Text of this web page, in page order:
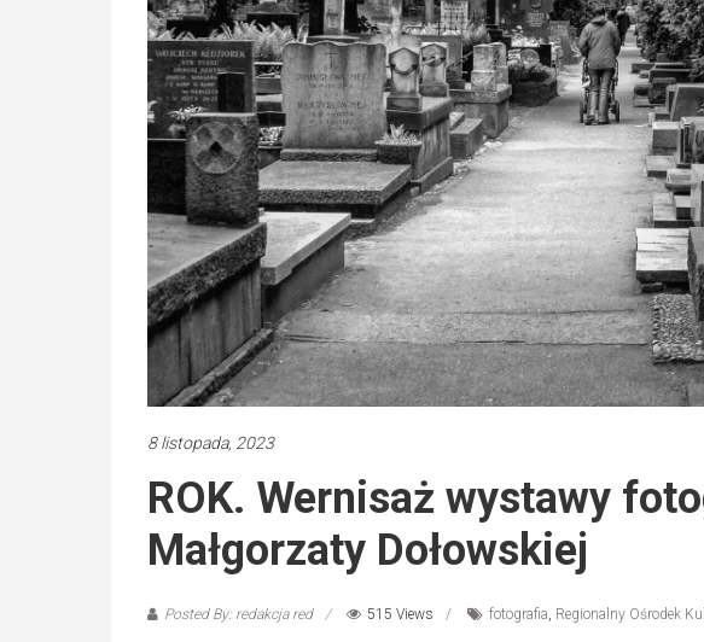
8 listopada, 2023
ROK. Wernisaż wystawy
Małgorzaty Dołowskiej
Posted By: redakcja red 515 Views fotografia Regionalny Ośrodek